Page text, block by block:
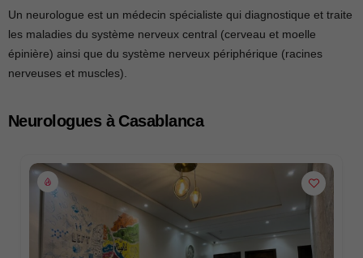
Un neurologue est un médecin spécialiste qui diagnostique et traite
les maladies du système nerveux central (cerveau et moelle
épinière) ainsi que du système nerveux périphérique (racines
nerveuses et muscles).
Neurologues à Casablanca